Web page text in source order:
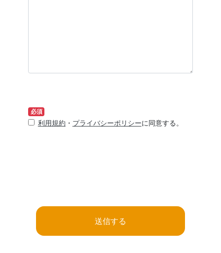
必須
利用規約 ・ プライバシーポリシーに同意する。